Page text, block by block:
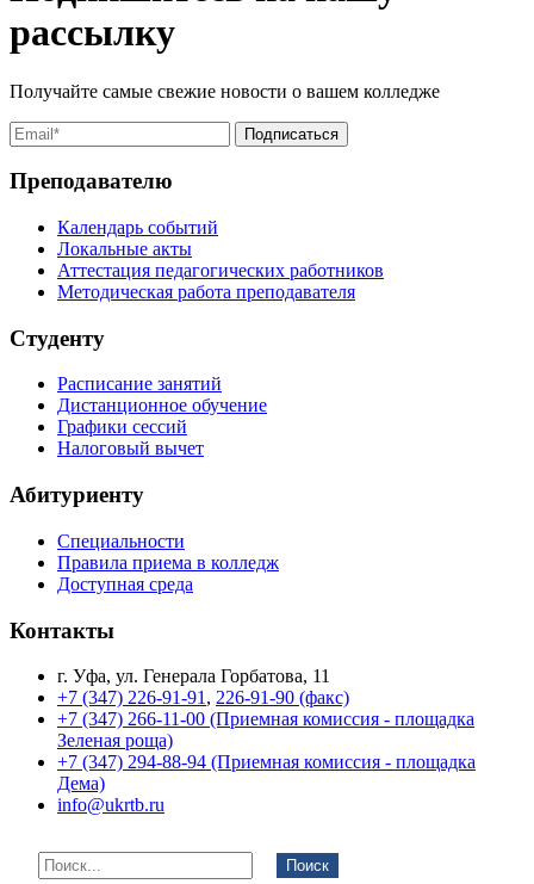
рассылку
Получайте самые свежие новости о вашем колледже
Преподавателю
Календарь событий
Локальные акты
Аттестация педагогических работников
Методическая работа преподавателя
Студенту
Расписание занятий
Дистанционное обучение
Графики сессий
Налоговый вычет
Абитуриенту
Специальности
Правила приема в колледж
Доступная среда
Контакты
г. Уфа, ул. Генерала Горбатова, 11
+7 (347) 226-91-91 , 226-91-90 (факс)
+7 (347) 266-11-00 (Приемная комиссия - площадка
Зеленая роща)
+7 (347) 294-88-94 (Приемная комиссия - площадка
Дема)
info@ukrtb.ru
Поиск